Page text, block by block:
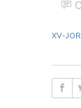
XV-